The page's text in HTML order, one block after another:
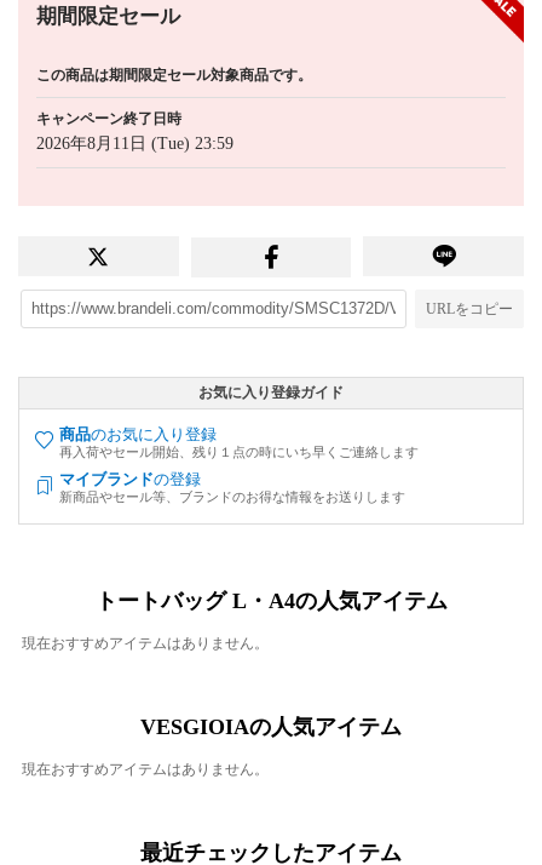
期間限定セール
この商品は期間限定セール対象商品です。
キャンペーン終了日時
2026年8月11日 (Tue) 23:59
URLをコピー
お気に入り登録ガイド
商品のお気に入り登録
再入荷やセール開始、残り１点の時にいち早くご連絡します
マイブランドの登録
新商品やセール等、ブランドのお得な情報をお送りします
トートバッグ L・A4の人気アイテム
現在おすすめアイテムはありません。
VESGIOIAの人気アイテム
現在おすすめアイテムはありません。
最近チェックしたアイテム